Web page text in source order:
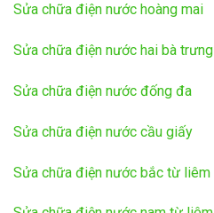
Sửa chữa điện nước hoàng mai
Sửa chữa điện nước hai bà trưng
Sửa chữa điện nước đống đa
Sửa chữa điện nước cầu giấy
Sửa chữa điện nước bắc từ liêm